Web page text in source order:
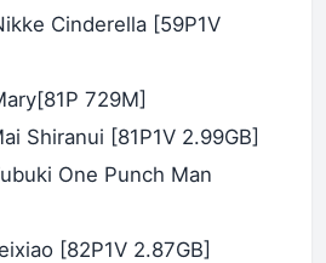
Cinderella [59P1V
729M]
Shiranui [81P1V 2.99GB]
One Punch Man
[82P1V 2.87GB]